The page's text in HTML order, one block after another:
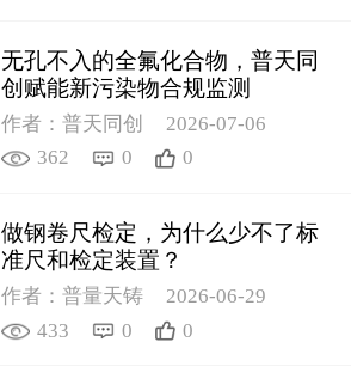
无孔不入的全氟化合物，普天同
创赋能新污染物合规监测
作者：普天同创
2026-07-06
362
0 0
做钢卷尺检定，为什么少不了标
准尺和检定装置？
作者：普量天铸
2026-06-29
433
0 0